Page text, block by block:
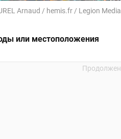
Arnaud / hemis.fr / Legion Media
или местоположения